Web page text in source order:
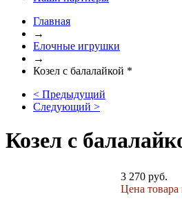
Главная
→
Елочные игрушки
→
Козел с балалайкой *
< Предыдущий
Следующий >
Козел с
3 270 руб.
Цена товара